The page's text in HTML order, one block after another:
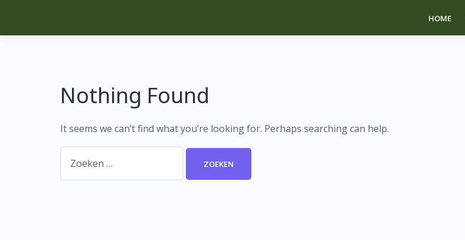
HOME
Nothing Found
It seems we can’t find what you’re looking for. Perhaps searching can help.